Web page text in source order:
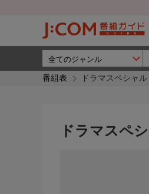
番組表 ドラマスペシャ
ドラマスペ